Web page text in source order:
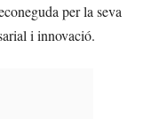
per la seva
i innovació.